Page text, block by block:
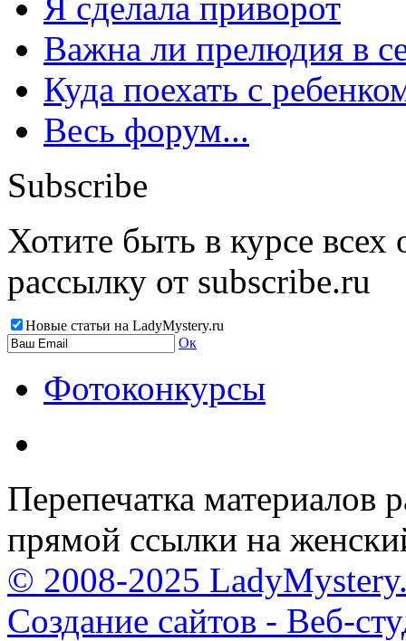
Важна ли прелюдия в
Куда поехать с
Весь форум...
Subscribe
Хотите быть в курсе
рассылку от subscribe.ru
Новые статьи на LadyMystery.ru
Ок
Фотоконкурсы
Перепечатка материалов
прямой ссылки на
© 2008-2025
Создание сайтов - Веб-